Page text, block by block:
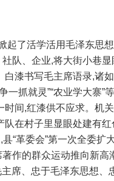
起了活学活用毛泽东思
队、企业,将大街小巷
白漆书写毛主席语录,诸
一抓就灵”“农业学大寨”
时间,红漆供不应求。机
队在村子里显眼处建有
“革委会”第一次全委扩
作的群众运动推向新高
主席、忠于毛泽东思想、